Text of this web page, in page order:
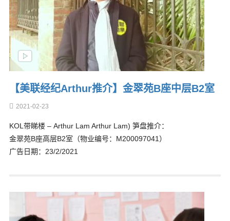
【美联经纪Arthur推介】金翠苑B座中层B2室
2021-02-23
KOL带睇楼 – Arthur Lam Arthur Lam) 笋盘推介：
金翠苑B座高层B2室（物业编号：M200097041）
广告日期：23/2/2021